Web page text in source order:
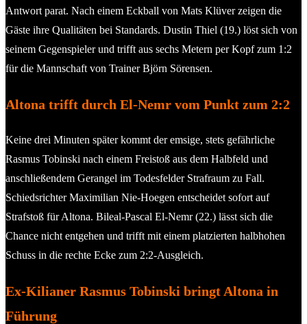
Antwort parat. Nach einem Eckball von Mats Klüver zeigen die
Gäste ihre Qualitäten bei Standards. Dustin Thiel (19.) löst sich von
seinem Gegenspieler und trifft aus sechs Metern per Kopf zum 1:2
für die Mannschaft von Trainer Björn Sörensen.
Altona trifft durch El-Nemr vom Punkt zum 2:2
Keine drei Minuten später kommt der emsige, stets gefährliche
Rasmus Tobinski nach einem Freistoß aus dem Halbfeld und
anschließendem Gerangel im Todesfelder Strafraum zu Fall.
Schiedsrichter Maximilian Nie-Hoegen entscheidet sofort auf
Strafstoß für Altona. Bileal-Pascal El-Nemr (22.) lässt sich die
Chance nicht entgehen und trifft mit einem platzierten halbhohen
Schuss in die rechte Ecke zum 2:2-Ausgleich.
Ex-Kilianer Rasmus Tobinski bringt Altona in
Führung